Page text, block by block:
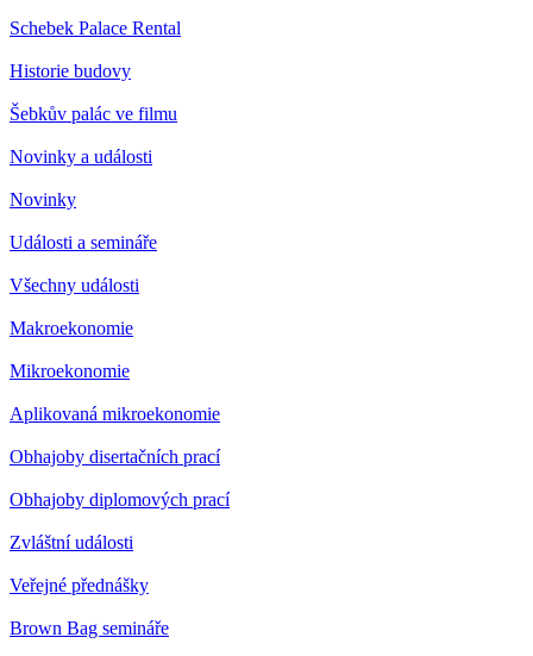
Schebek Palace Rental
Historie budovy
Šebkův palác ve filmu
Novinky a události
Novinky
Události a semináře
Všechny události
Makroekonomie
Mikroekonomie
Aplikovaná mikroekonomie
Obhajoby disertačních prací
Obhajoby diplomových prací
Zvláštní události
Veřejné přednášky
Brown Bag semináře